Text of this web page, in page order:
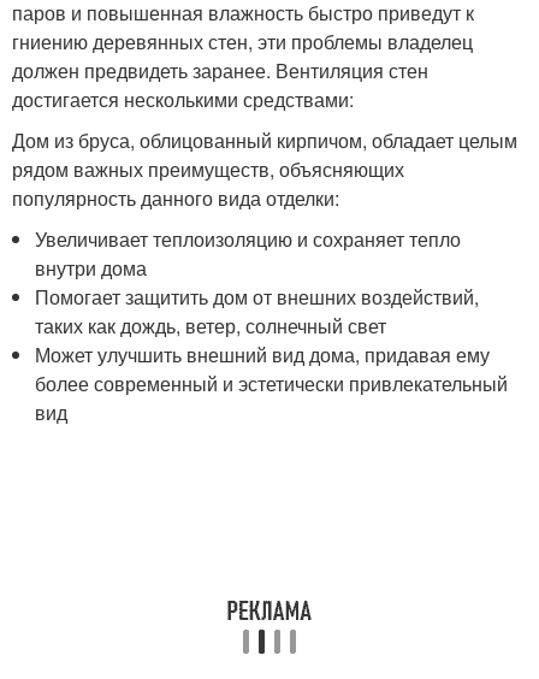
паров и повышенная влажность быстро приведут к
гниению деревянных стен, эти проблемы владелец
должен предвидеть заранее. Вентиляция стен
достигается несколькими средствами:
Дом из бруса, облицованный кирпичом, обладает целым
рядом важных преимуществ, объясняющих
популярность данного вида отделки:
Увеличивает теплоизоляцию и сохраняет тепло
внутри дома
Помогает защитить дом от внешних воздействий,
таких как дождь, ветер, солнечный свет
Может улучшить внешний вид дома, придавая ему
более современный и эстетически привлекательный
вид